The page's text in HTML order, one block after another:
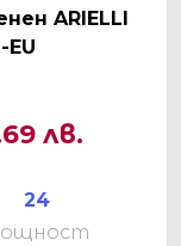
ARIELLI
EU
лв.
24